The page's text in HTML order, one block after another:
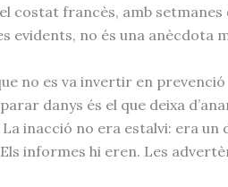
costat francès, amb setmanes
evidents, no és una anècdota
no es va invertir en
danys és el que deixa
La inacció no era estalvi: era
informes hi eren. Les